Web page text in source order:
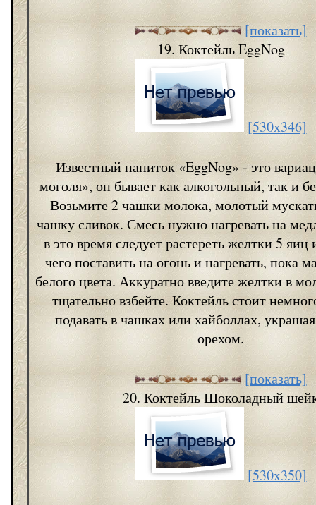
[показать]
19. Коктейль EggNog
[530x346]
Известный напиток «EggNog» - это
моголя», он бывает как алкогольный, так и
Возьмите 2 чашки молока, молотый
чашку сливок. Смесь нужно нагревать на
в это время следует растереть желтки 5 яиц
чего поставить на огонь и нагревать, пока
белого цвета. Аккуратно введите желтки в
тщательно взбейте. Коктейль стоит
подавать в чашках или хайболлах,
орехом.
[показать]
20. Коктейль Шоколадный
[530x350]